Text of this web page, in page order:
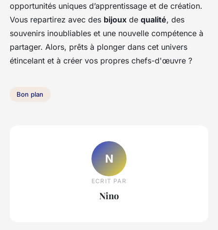
opportunités uniques d’apprentissage et de création.
Vous repartirez avec des bijoux de qualité, des
souvenirs inoubliables et une nouvelle compétence à
partager. Alors, prêts à plonger dans cet univers
étincelant et à créer vos propres chefs-d'œuvre ?
Bon plan
N
ECRIT PAR
Nino